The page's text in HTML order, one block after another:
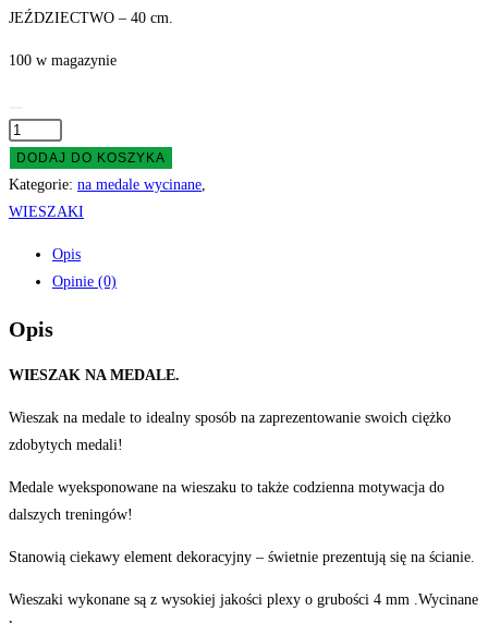
JEŹDZIECTWO – 40 cm.
100 w magazynie
ilość
Wieszak
na
medale
JAZDA
KONNA
KOŃ
DODAJ DO KOSZYKA
Kategorie: na medale wycinane,
WIESZAKI
Opis
Opinie (0)
Opis
WIESZAK NA MEDALE.
Wieszak na medale to idealny sposób na zaprezentowanie swoich ciężko
zdobytych medali!
Medale wyeksponowane na wieszaku to także codzienna motywacja do
dalszych treningów!
Stanowią ciekawy element dekoracyjny – świetnie prezentują się na ścianie.
Wieszaki wykonane są z wysokiej jakości plexy o grubości 4 mm .Wycinane